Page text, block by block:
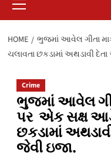
Menu
HOME
ભુજમાં આવેલ ગીતા
ચલાવતા છકડામાં અથડાવી
Crime
ભુજમાં આવેલ
પર એક સક્ષ
છકડામાં
જેવી ઇજા.